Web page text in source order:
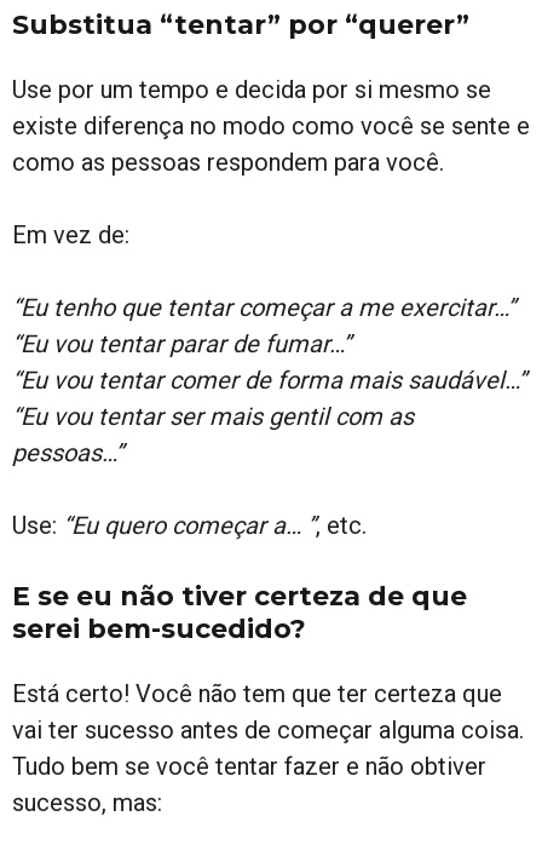
Substitua “tentar” por “querer”
Use por um tempo e decida por si mesmo se
existe diferença no modo como você se sente e
como as pessoas respondem para você.
Em vez de:
“Eu tenho que tentar começar a me exercitar…”
“Eu vou tentar parar de fumar…”
“Eu vou tentar comer de forma mais saudável…”
“Eu vou tentar ser mais gentil com as
pessoas…”
Use: “Eu quero começar a… ”, etc.
E se eu não tiver certeza de que
serei bem-sucedido?
Está certo! Você não tem que ter certeza que
vai ter sucesso antes de começar alguma coisa.
Tudo bem se você tentar fazer e não obtiver
sucesso, mas: